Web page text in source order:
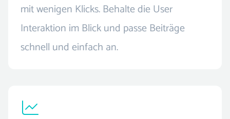
mit wenigen Klicks. Behalte die User
Interaktion im Blick und passe Beiträge
schnell und einfach an.